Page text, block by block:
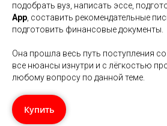
подобрать вуз, написать эссе,
App , составить рекомендательные
подготовить финансовые документы.
Она прошла весь путь поступления со
все нюансы изнутри и с лёгкостью
любому вопросу по данной теме.
Купить